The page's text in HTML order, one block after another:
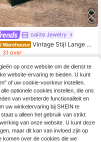
oaiite Jewelry
Warehouse Vintage Stijl Lange Kr
Met Kwast Voor Vrouwe
Gele Tijgeroog Turquesa
Zwarte Onyx 108 Japamal
Spirituele Sieraden
31 over
.89€ op onze website om de dienst te
website-ervaring te bieden. U kunt
of uw cookie-voorkeur instellen.
optionele cookies instellen, die ons
van verbeterde functionaliteit en
uw winkelervaring bij SHEIN te
u alleen het gebruik van strikt
van onze website. U kunt deze
maar dit kan van invloed zijn op
komen over de cookies die we